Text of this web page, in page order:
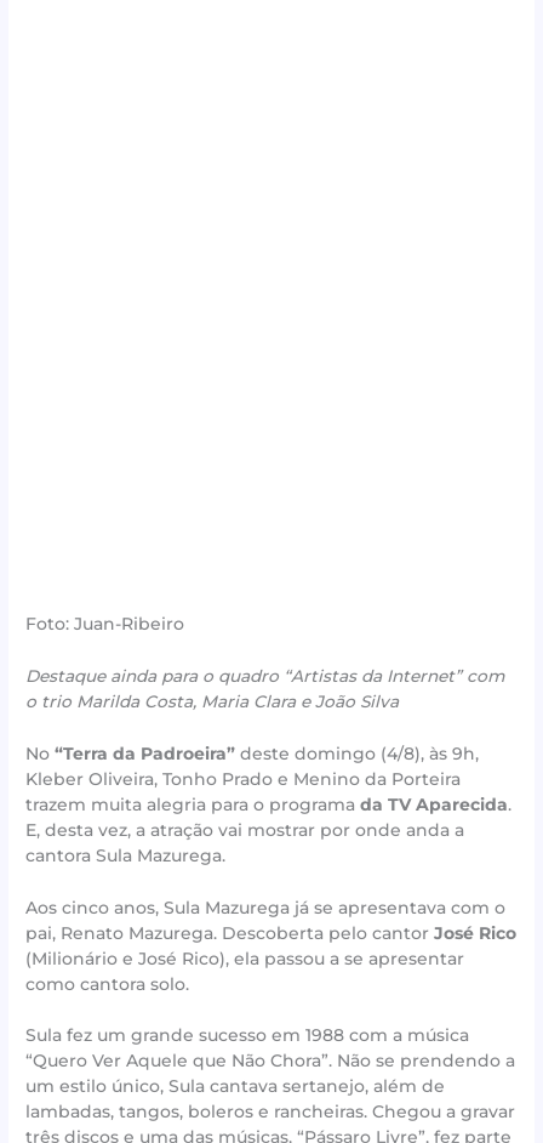
Foto: Juan-Ribeiro
Destaque ainda para o quadro “Artistas da Internet” com
o trio Marilda Costa, Maria Clara e João Silva
No“Terra da Padroeira” deste domingo (4/8), às 9h,
Kleber Oliveira, Tonho Prado e Menino da Porteira
trazem muita alegria para o programada TV Aparecida.
E, desta vez, a atração vai mostrar por onde anda a
cantora Sula Mazurega.
Aos cinco anos, Sula Mazurega já se apresentava com o
pai, Renato Mazurega. Descoberta pelo cantorJosé Rico
(Milionário e José Rico), ela passou a se apresentar
como cantora solo.
Sula fez um grande sucesso em 1988 com a música
“Quero Ver Aquele que Não Chora”. Não se prendendo a
um estilo único, Sula cantava sertanejo, além de
lambadas, tangos, boleros e rancheiras. Chegou a gravar
três discos e uma das músicas, “Pássaro Livre”, fez parte